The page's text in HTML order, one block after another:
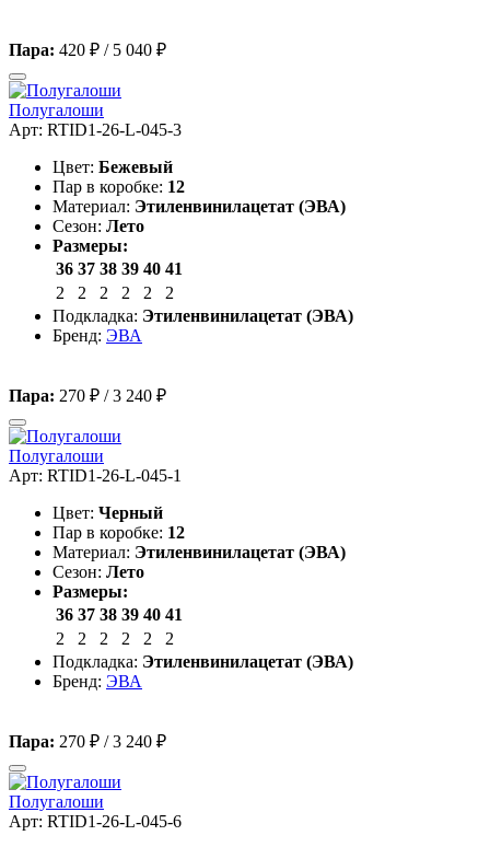
Пара: 420 ₽ / 5 040 ₽
Полугалоши
Арт: RTID1-26-L-045-3
Цвет: Бежевый
Пар в коробке: 12
Материал: Этиленвинилацетат (ЭВА)
Сезон: Лето
Размеры:
36 37 38 39 40 41
2
2 2 2 2
2
Подкладка: Этиленвинилацетат (ЭВА)
Бренд: ЭВА
Пара: 270 ₽ /3 240 ₽
Полугалоши
Арт: RTID1-26-L-045-1
Цвет: Черный
Пар в коробке: 12
Материал: Этиленвинилацетат (ЭВА)
Сезон: Лето
Размеры:
36 37 38 39 40 41
2
2 2 2 2
2
Подкладка: Этиленвинилацетат (ЭВА)
Бренд: ЭВА
Пара: 270 ₽ /3 240 ₽
Полугалоши
Арт: RTID1-26-L-045-6